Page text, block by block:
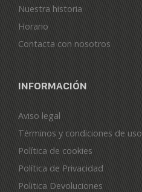
Nuestra historia
Horario
Contacta con nosotros
INFORMACIÓN
Aviso legal
Términos y condiciones de uso
Política de cookies
Política de Privacidad
Politica Devoluciones